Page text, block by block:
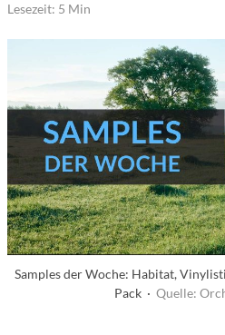
Lesezeit: 5 Min
Samples der Woche: Habitat,
Pack · Quelle: